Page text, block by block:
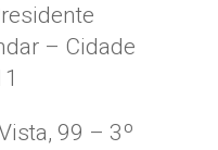
– Cidade
99 – 3º